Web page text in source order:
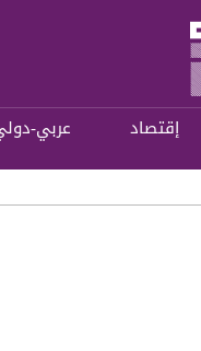
إقتصاد عربي-